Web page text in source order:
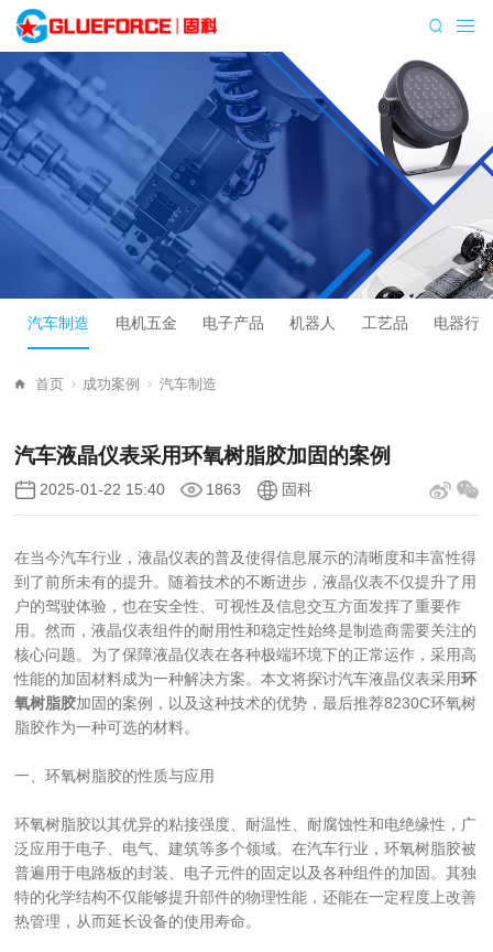
汽车制造 电机五金 电子产品 机器人 工艺品 电器行
首页 成功案例 汽车制造
汽车液晶仪表采用环氧树脂胶加固的案例
2025-01-22 15:40 1863 固科
在当今汽车行业，液晶仪表的普及使得信息展示的清晰度和丰富性得
到了前所未有的提升。随着技术的不断进步，液晶仪表不仅提升了用
户的驾驶体验，也在安全性、可视性及信息交互方面发挥了重要作
用。然而，液晶仪表组件的耐用性和稳定性始终是制造商需要关注的
核心问题。为了保障液晶仪表在各种极端环境下的正常运作，采用高
性能的加固材料成为一种解决方案。本文将探讨汽车液晶仪表采用环
氧树脂胶加固的案例，以及这种技术的优势，最后推荐8230C环氧树
脂胶作为一种可选的材料。
一、环氧树脂胶的性质与应用
环氧树脂胶以其优异的粘接强度、耐温性、耐腐蚀性和电绝缘性，广
泛应用于电子、电气、建筑等多个领域。在汽车行业，环氧树脂胶被
普遍用于电路板的封装、电子元件的固定以及各种组件的加固。其独
特的化学结构不仅能够提升部件的物理性能，还能在一定程度上改善
热管理，从而延长设备的使用寿命。